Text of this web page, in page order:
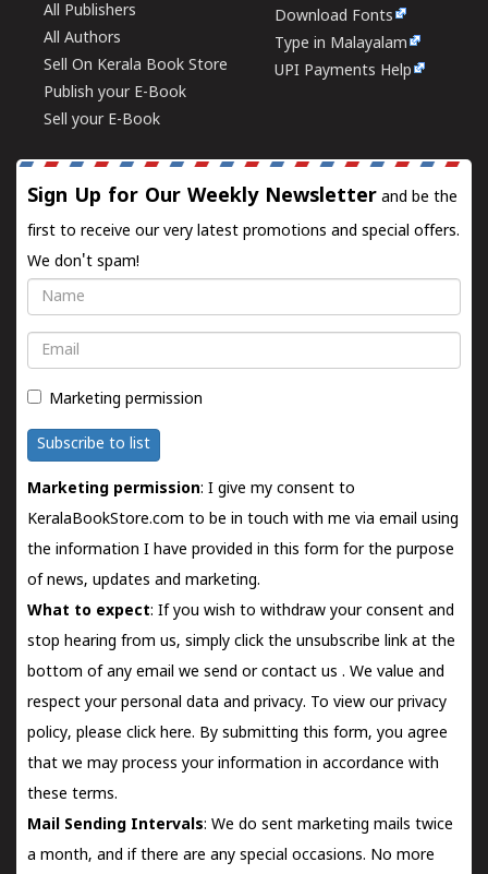
All Publishers
All Authors
Sell On Kerala Book Store
Publish your E-Book
Sell your E-Book
Download Fonts
Type in Malayalam
UPI Payments Help
Sign Up for Our Weekly Newsletter and be the
first to receive our very latest promotions and special offers.
We don't spam!
Name
Email
Marketing permission
Subscribe to list
Marketing permission: I give my consent to
KeralaBookStore.com to be in touch with me via email using
the information I have provided in this form for the purpose
of news, updates and marketing.
What to expect: If you wish to withdraw your consent and
stop hearing from us, simply click the unsubscribe link at the
bottom of any email we send orcontact us . We value and
respect your personal data and privacy. To view our privacy
policy, please click here. By submitting this form, you agree
that we may process your information in accordance with
these terms.
Mail Sending Intervals: We do sent marketing mails twice
a month, and if there are any special occasions. No more